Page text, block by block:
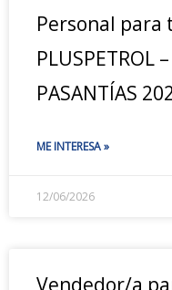
Personal para
PLUSPETROL
PASANTÍAS
ME INTERESA »
12/06/2026
Vendedor/a